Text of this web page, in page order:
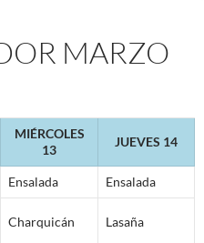
MARZO
MIÉRCOLES
13
JUEVES 14
Ensalada Ensalada
Charquicán Lasaña